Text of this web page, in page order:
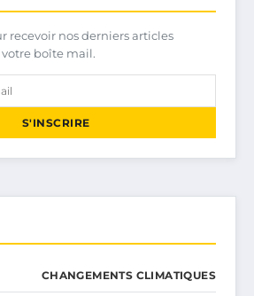
recevoir nos derniers articles
boîte mail.
S'INSCRIRE
CHANGEMENTS CLIMATIQUES